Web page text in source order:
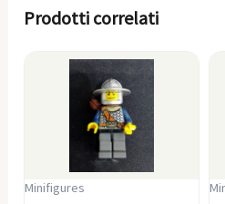
Prodotti correlati
Minifigures